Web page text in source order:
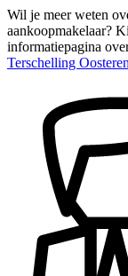
Wil je meer weten
aankoopmakelaar?
informatiepagina
Terschelling